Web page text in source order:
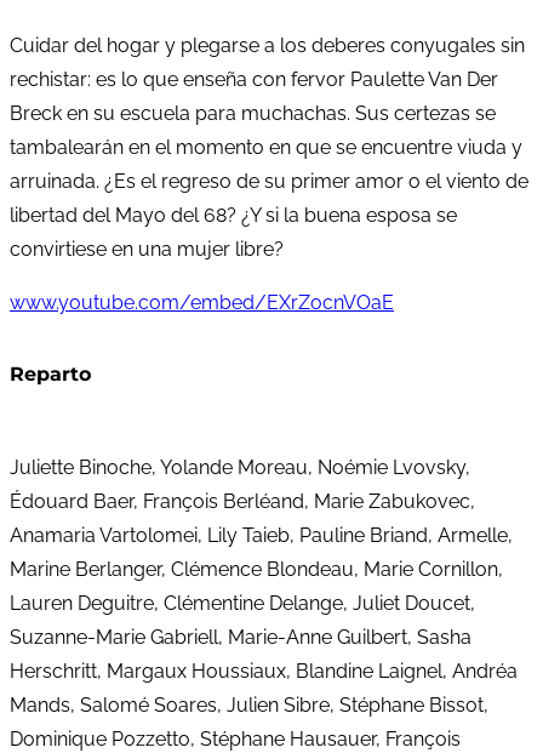
Cuidar del hogar y plegarse a los deberes conyugales sin
rechistar: es lo que enseña con fervor Paulette Van Der
Breck en su escuela para muchachas. Sus certezas se
tambalearán en el momento en que se encuentre viuda y
arruinada. ¿Es el regreso de su primer amor o el viento de
libertad del Mayo del 68? ¿Y si la buena esposa se
convirtiese en una mujer libre?
www.youtube.com/embed/EXrZocnVOaE
Reparto
Juliette Binoche, Yolande Moreau, Noémie Lvovsky,
Édouard Baer, François Berléand, Marie Zabukovec,
Anamaria Vartolomei, Lily Taieb, Pauline Briand, Armelle,
Marine Berlanger, Clémence Blondeau, Marie Cornillon,
Lauren Deguitre, Clémentine Delange, Juliet Doucet,
Suzanne-Marie Gabriell, Marie-Anne Guilbert, Sasha
Herschritt, Margaux Houssiaux, Blandine Laignel, Andréa
Mands, Salomé Soares, Julien Sibre, Stéphane Bissot,
Dominique Pozzetto, Stéphane Hausauer, François